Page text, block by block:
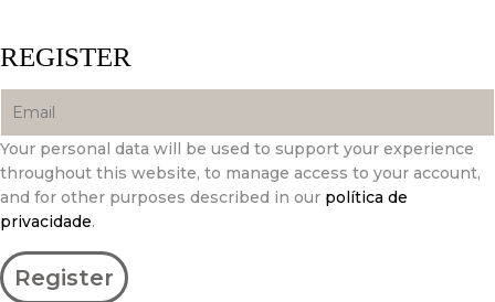
REGISTER
Your personal data will be used to support your experience
throughout this website, to manage access to your account,
and for other purposes described in our política de
privacidade.